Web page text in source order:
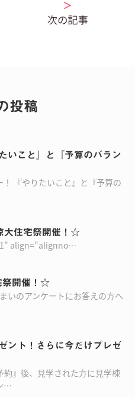
＞
投稿
こと』と『予算のバラン
『やりたいこと』と『予算の
大住宅祭開催！☆
align="alignno…
祭開催！☆
いのアンケートにお答えの方へ
ント！さらに今だけプレゼ
約』後、見学された方に見学棟
…